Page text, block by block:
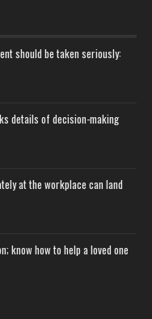
should be taken seriously:
details of decision-making
at the workplace can land
know how to help a loved one